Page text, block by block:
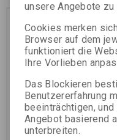
5,0 %
FOMAPASTEL MG 161
unsere Angebote zu
Cookies merken
Browser auf dem
funktioniert die
Ihre Vorlieben
Das Blockieren
Benutzererfahrung
beeinträchtigen,
Angebot basierend
unterbreiten.